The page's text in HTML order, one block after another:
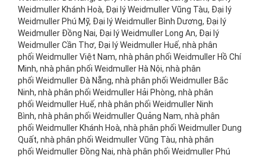
Weidmuller Khánh Hoà, Đại lý Weidmuller Vũng Tàu, Đại lý
Weidmuller Phú Mỹ, Đại lý Weidmuller Bình Dương, Đại lý
Weidmuller Đồng Nai, Đại lý Weidmuller Long An, Đại lý
Weidmuller Cần Thơ, Đại lý Weidmuller Huế, nhà phân
phối Weidmuller Việt Nam, nhà phân phối Weidmuller Hồ Chí
Minh, nhà phân phối Weidmuller Hà Nội, nhà phân
phối Weidmuller Đà Nẵng, nhà phân phối Weidmuller Bắc
Ninh, nhà phân phối Weidmuller Hải Phòng, nhà phân
phối Weidmuller Huế, nhà phân phối Weidmuller Ninh
Bình, nhà phân phối Weidmuller Quảng Nam, nhà phân
phối Weidmuller Khánh Hoà, nhà phân phối Weidmuller Dung
Quất, nhà phân phối Weidmuller Vũng Tàu, nhà phân
phối Weidmuller Đồng Nai, nhà phân phối Weidmuller Phú